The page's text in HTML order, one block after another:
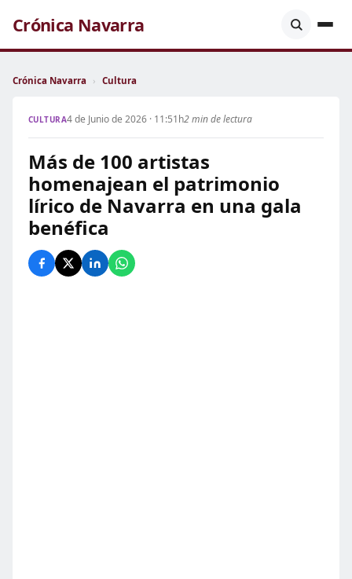
Crónica Navarra
Crónica Navarra › Cultura
CULTURA4 de Junio de 2026 · 11:51h2 min de lectura
Más de 100 artistas
homenajean el patrimonio
lírico de Navarra en una gala
benéfica